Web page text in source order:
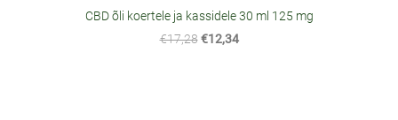
CBD õli koertele ja kassidele 30 ml 125 mg
€17,28 €12,34